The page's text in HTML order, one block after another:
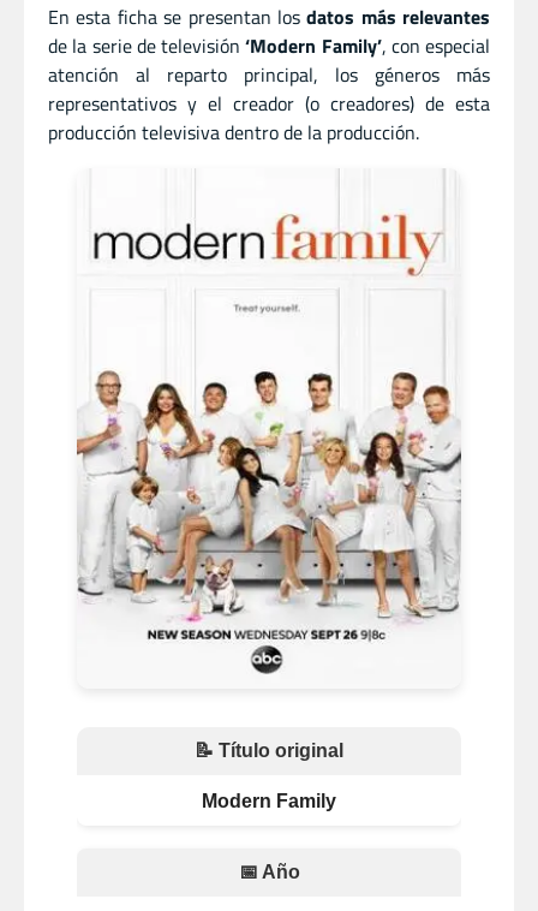
En esta ficha se presentan losdatos más relevantes
de la serie de televisión‘Modern Family’, con especial
atención al reparto principal, los géneros más
representativos y el creador (o creadores) de esta
producción televisiva dentro de la producción.
📝 Título original
Modern Family
📅 Año